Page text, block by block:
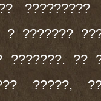
?????????
? ???????
???????. ??
?????,